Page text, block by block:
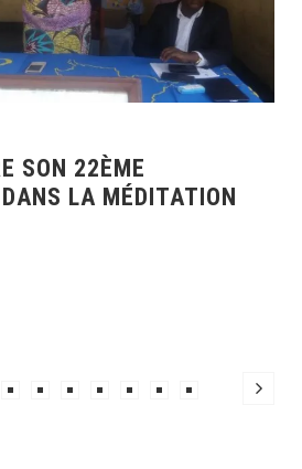
SON 22ÈME
LA MÉDITATION